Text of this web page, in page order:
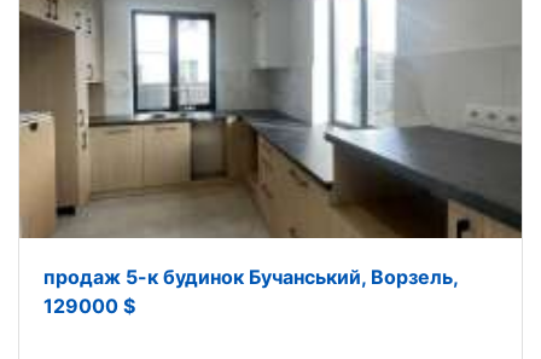
продаж 5-к будинок Бучанський, Ворзель,
129000 $